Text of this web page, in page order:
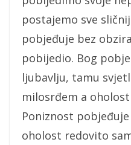
postajemo sve
pobjeđuje bez
pobijedio. Bog
ljubavlju, tamu
milosrđem a
Poniznost
oholost redovito